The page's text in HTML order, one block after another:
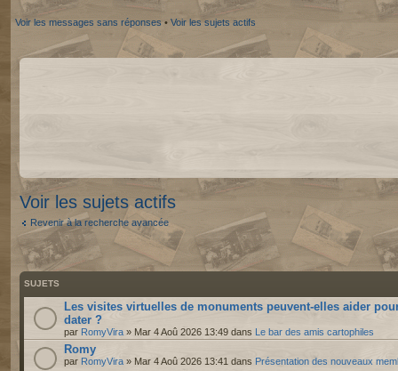
Voir les messages sans réponses • Voir les sujets actifs
Voir les sujets actifs
Revenir à la recherche avancée
SUJETS
Les visites virtuelles de monuments peuvent-elles aider
dater ?
par RomyVira » Mar 4 Aoû 2026 13:49 dans Le bar des amis cartophiles
Romy
par RomyVira » Mar 4 Aoû 2026 13:41 dans Présentation des nouveaux